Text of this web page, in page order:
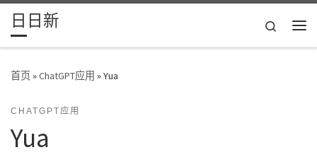
Skip to content
日日新
Search
首页»ChatGPT应用 »Yua
CHATGPT应用
Yua